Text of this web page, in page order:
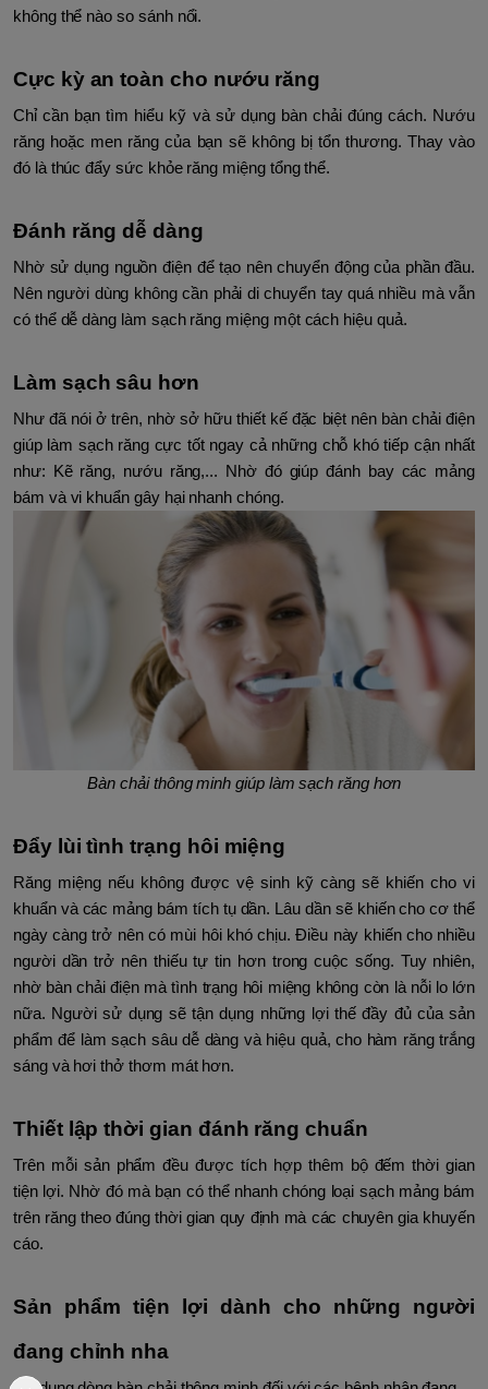
không thể nào so sánh nổi.
Cực kỳ an toàn cho nướu răng
Chỉ cần bạn tìm hiểu kỹ và sử dụng bàn chải đúng cách. Nướu
răng hoặc men răng của bạn sẽ không bị tổn thương. Thay vào
đó là thúc đẩy sức khỏe răng miệng tổng thể.
Đánh răng dễ dàng
Nhờ sử dụng nguồn điện để tạo nên chuyển động của phần đầu.
Nên người dùng không cần phải di chuyển tay quá nhiều mà vẫn
có thể dễ dàng làm sạch răng miệng một cách hiệu quả.
Làm sạch sâu hơn
Như đã nói ở trên, nhờ sở hữu thiết kế đặc biệt nên bàn chải điện
giúp làm sạch răng cực tốt ngay cả những chỗ khó tiếp cận nhất
như: Kẽ răng, nướu răng,... Nhờ đó giúp đánh bay các mảng
bám và vi khuẩn gây hại nhanh chóng.
Bàn chải thông minh giúp làm sạch răng hơn
Đẩy lùi tình trạng hôi miệng
Răng miệng nếu không được vệ sinh kỹ càng sẽ khiến cho vi
khuẩn và các mảng bám tích tụ dần. Lâu dần sẽ khiến cho cơ thể
ngày càng trở nên có mùi hôi khó chịu. Điều này khiến cho nhiều
người dần trở nên thiếu tự tin hơn trong cuộc sống. Tuy nhiên,
nhờ bàn chải điện mà tình trạng hôi miệng không còn là nỗi lo lớn
nữa. Người sử dụng sẽ tận dụng những lợi thế đầy đủ của sản
phẩm để làm sạch sâu dễ dàng và hiệu quả, cho hàm răng trắng
sáng và hơi thở thơm mát hơn.
Thiết lập thời gian đánh răng chuẩn
Trên mỗi sản phẩm đều được tích hợp thêm bộ đếm thời gian
tiện lợi. Nhờ đó mà bạn có thể nhanh chóng loại sạch mảng bám
trên răng theo đúng thời gian quy định mà các chuyên gia khuyến
cáo.
Sản phẩm tiện lợi dành cho những người
đang chỉnh nha